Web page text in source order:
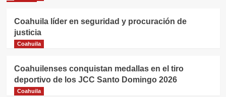
Coahuila líder en seguridad y procuración de
justicia
Coahuila
Coahuilenses conquistan medallas en el tiro
deportivo de los JCC Santo Domingo 2026
Coahuila